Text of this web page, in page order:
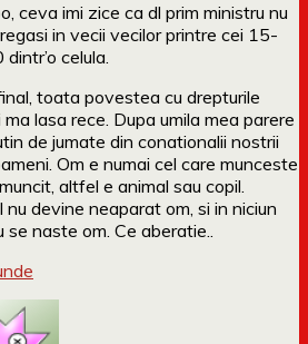
ceva imi zice ca dl prim ministru nu
in vecii vecilor printre cei 15-
celula.
toata povestea cu drepturile
ma lasa rece. Dupa umila mea parere
de jumate din conationalii nostrii
Om e numai cel care munceste
altfel e animal sau copil.
nu devine neaparat om, si in niciun
se naste om. Ce aberatie..